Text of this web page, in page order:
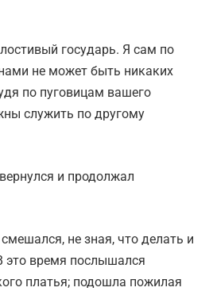
государь. Я сам по
не может быть никаких
по пуговицам вашего
служить по другому
и продолжал
не зная, что делать и
это время послышался
платья; подошла пожилая